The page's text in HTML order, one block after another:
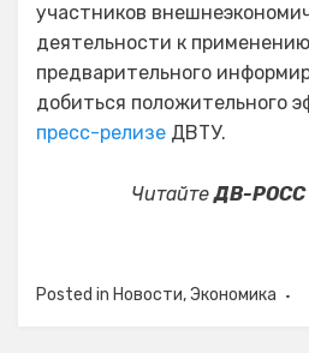
участников
деятельности к
предварительного
добиться положительного
пресс-релизе ДВТУ.
ЧитайтеДВ-РОСС
Posted in Новости,Экономика